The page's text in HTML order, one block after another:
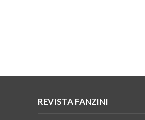
REVISTA FANZINI